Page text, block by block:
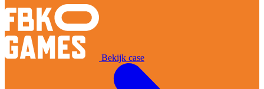
Bekijk case